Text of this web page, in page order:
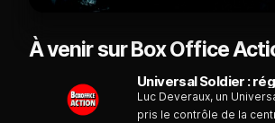
À venir sur Box Office
Universal Soldier :
Luc Deveraux, un
pris le contrôle de la